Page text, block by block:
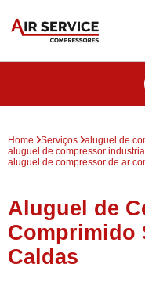
Home Serviços
aluguel de
aluguel de compressor industrial
aluguel de compressor de ar
Aluguel de
Comprimido
Caldas